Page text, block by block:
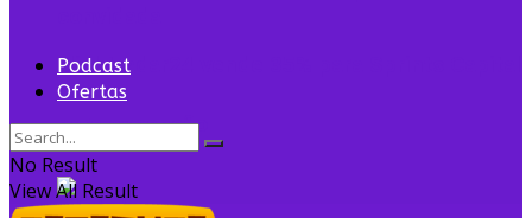
Flightradar24 vende 35% para Sprints Capital
para expansão
Podcast
Ofertas
No Result
View All Result